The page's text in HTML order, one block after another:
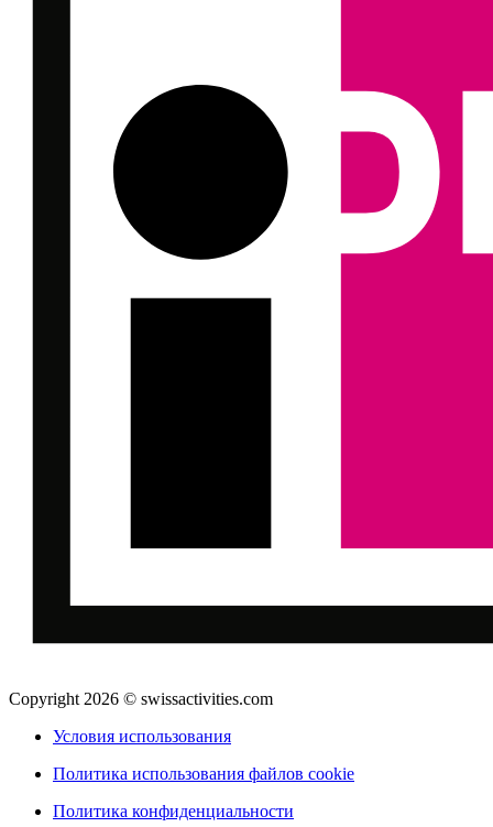
Copyright 2026 © swissactivities.com
Условия использования
Политика использования файлов cookie
Политика конфиденциальности